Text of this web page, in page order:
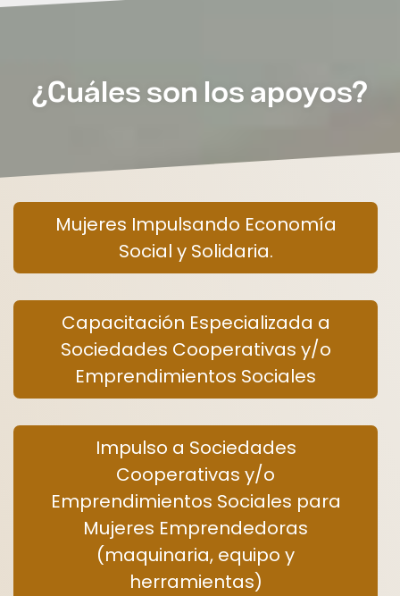
¿Cuáles son los apoyos?
Mujeres Impulsando Economía
Social y Solidaria.
Capacitación Especializada a
Sociedades Cooperativas y/o
Emprendimientos Sociales
Impulso a Sociedades
Cooperativas y/o
Emprendimientos Sociales para
Mujeres Emprendedoras
(maquinaria, equipo y
herramientas)